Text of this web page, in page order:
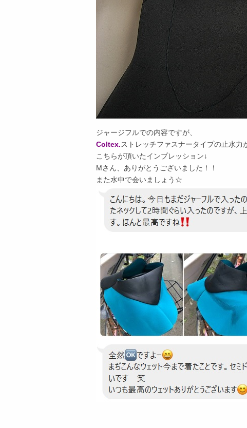
ジャージフルでの内容ですが、
Coltex.ストレッチファスナータイプの止水力
こちらが頂いたインプレッション↓
Mさん、ありがとうございました！！
また水中で会いましょう☆